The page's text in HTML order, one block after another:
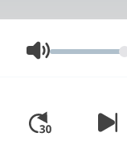
Volumen